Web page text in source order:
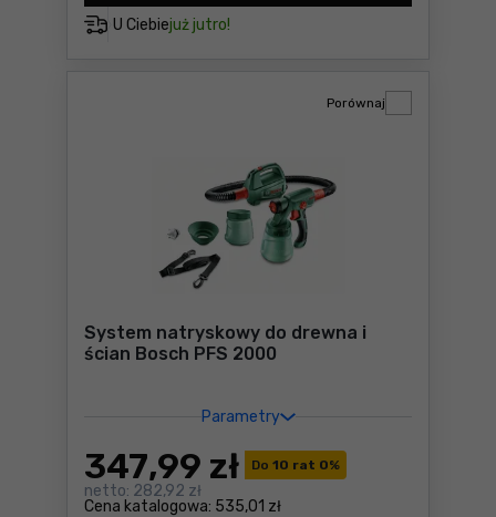
U Ciebiejuż jutro!
System natryskowy do drewna i
ścian Bosch PFS 2000
Parametry
Do 10 rat 0%
Cena katalogowa: 535,01 zł
347,99 zł
netto: 282,92 zł
Porównaj